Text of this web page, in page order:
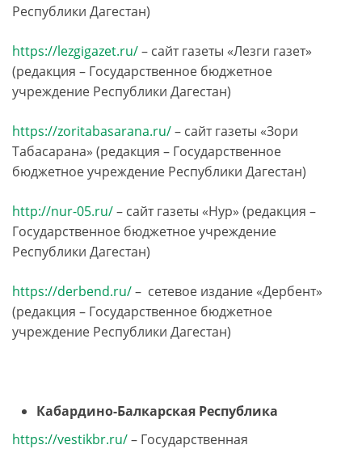
Республики Дагестан)
https://lezgigazet.ru/– сайт газеты «Лезги газет»
(редакция ­– Государственное бюджетное
учреждение Республики Дагестан)
https://zoritabasarana.ru/– сайт газеты «Зори
Табасарана» (редакция ­– Государственное
бюджетное учреждение Республики Дагестан)
http://nur-05.ru/– сайт газеты «Нур» (редакция ­–
Государственное бюджетное учреждение
Республики Дагестан)
https://derbend.ru/– сетевое издание «Дербент»
(редакция ­– Государственное бюджетное
учреждение Республики Дагестан)
Кабардино-Балкарская Республика
https://vestikbr.ru/– Государственная